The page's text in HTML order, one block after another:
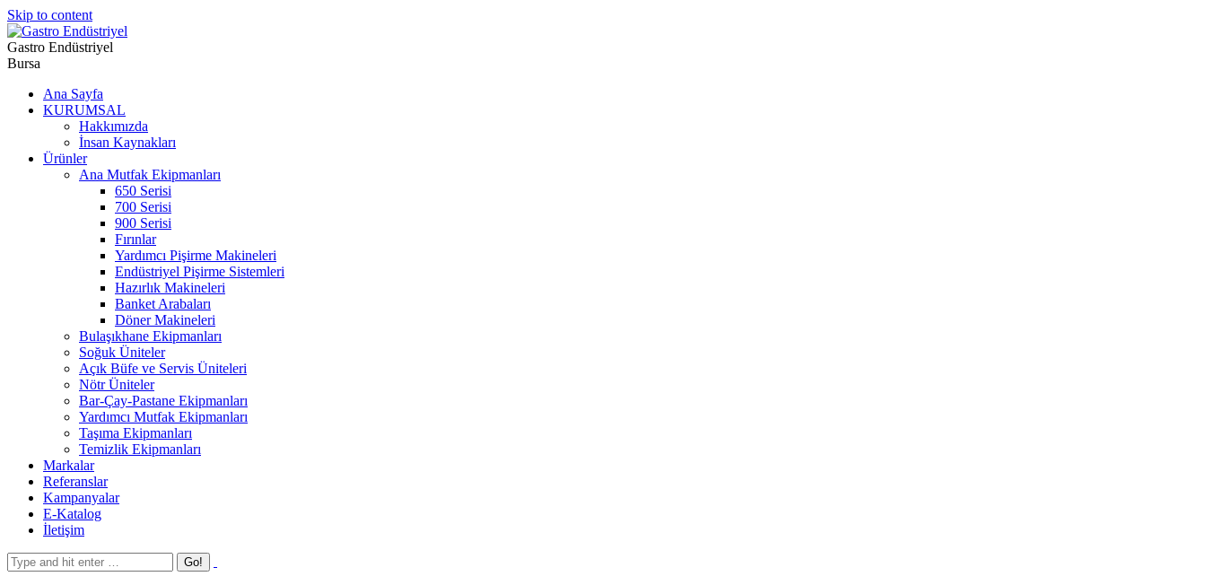
Skip to content
Gastro Endüstriyel
Bursa
Ana Sayfa
KURUMSAL
Hakkımızda
İnsan Kaynakları
Ürünler
Ana Mutfak Ekipmanları
650 Serisi
700 Serisi
900 Serisi
Fırınlar
Yardımcı Pişirme Makineleri
Endüstriyel Pişirme Sistemleri
Hazırlık Makineleri
Banket Arabaları
Döner Makineleri
Bulaşıkhane Ekipmanları
Soğuk Üniteler
Açık Büfe ve Servis Üniteleri
Nötr Üniteler
Bar-Çay-Pastane Ekipmanları
Yardımcı Mutfak Ekipmanları
Taşıma Ekipmanları
Temizlik Ekipmanları
Markalar
Referanslar
Kampanyalar
E-Katalog
İletişim